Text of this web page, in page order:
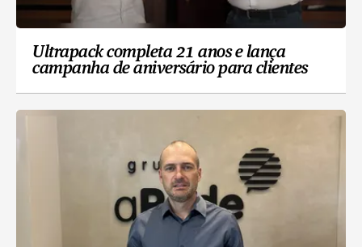
Ultrapack completa 21 anos e lança
campanha de aniversário para clientes